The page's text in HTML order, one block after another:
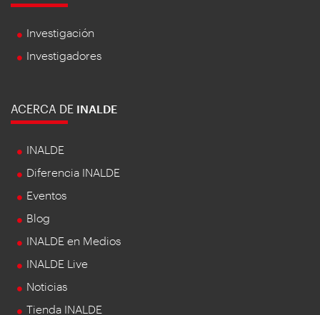
Investigación
Investigadores
ACERCA DE INALDE
INALDE
Diferencia INALDE
Eventos
Blog
INALDE en Medios
INALDE Live
Noticias
Tienda INALDE